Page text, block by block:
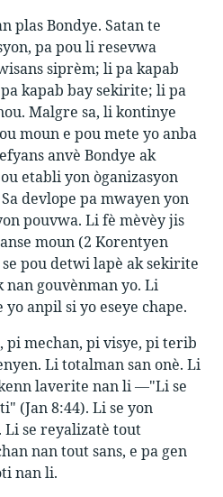
plas Bondye. Satan te
pa pou li resevwa
siprèm; li pa kapab
kapab bay sekirite; li pa
Malgre sa, li kontinye
moun e pou mete yo anba
anvè Bondye ak
etabli yon òganizasyon
devlope pa mwayen yon
pouvwa. Li fè mèvèy jis
moun (2 Korentyen
se pou detwi lapè ak sekirite
nan gouvènman yo. Li
anpil si yo eseye chape.
pi mechan, pi visye, pi terib
Li totalman san onè. Li
laverite nan li —"Li se
(Jan 8:44). Li se yon
Li se reyalizatè tout
nan tout sans, e pa gen
nan li.